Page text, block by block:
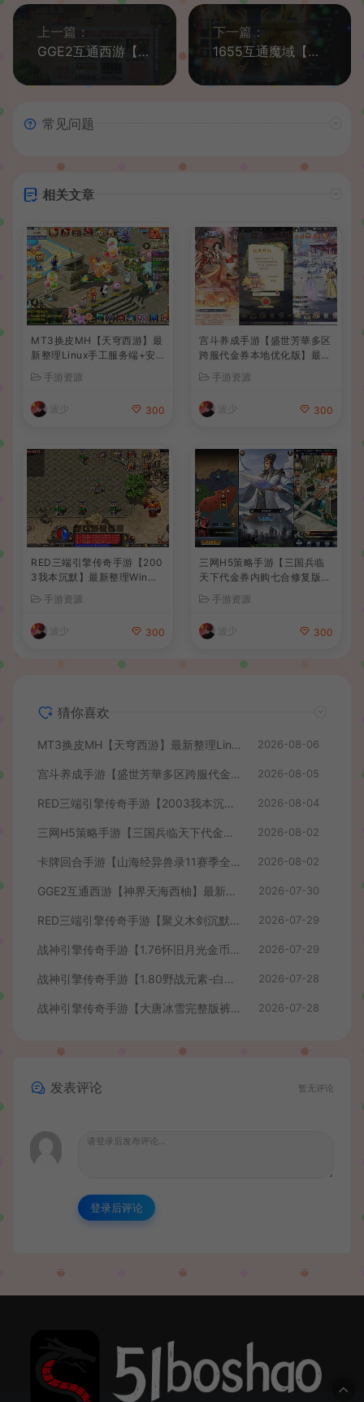
上一篇：
GGE2互通西游【神来梦江南】最新整理Win系服务端+安卓苹果PC三端+全套源码+详细搭建教程+攻略
下一篇：
1655互通魔域【久久修仙魔域九职业】最新整理Win系半手工服务端+本地验证+本地注册+全套工具+详细搭建教程
常见问题
相关文章
MT3换皮MH【天穹西游】最
新整理Linux手工服务端+安
卓苹果双端+GM后台+详细搭
建教程+全套源码+视频教程
手游资源
波少 300
宫斗养成手游【盛世芳華多区
跨服代金券本地优化版】最新
整理单机一键即玩端+Linux
手工服务端+CDK授权后台
+安卓+详细搭建教程
手游资源
波少 300
RED三端引擎传奇手游【200
3我本沉默】最新整理Win系
服务端+安卓苹果PC三端+详
细搭建教程
手游资源
波少 300
三网H5策略手游【三国兵临
天下代金券内购七合修复版】
最新整理单机一键即玩镜像端
+Linux手工服务端+管理后台
+GM授权后台+简易安卓客户
端+详细搭建教程+视频教程
手游资源
波少 300
猜你喜欢
MT3换皮MH【天穹西游】最新整理Linux手工服务端+安卓苹果双端+GM后台+详细搭建教程+全套源码+视频教程 2026-08-06
宫斗养成手游【盛世芳華多区跨服代金券本地优化版】最新整理单机一键即玩端+Linux手工服务端+CDK授权后台+安卓+详细搭建教程 2026-08-05
RED三端引擎传奇手游【2003我本沉默】最新整理Win系服务端+安卓苹果PC三端+详细搭建教程 2026-08-04
三网H5策略手游【三国兵临天下代金券内购七合修复版】最新整理单机一键即玩镜像端+Linux手工服务端+管理后台+GM授权后台+简易安卓客户端+详细搭建教程+视频教程 2026-08-02
卡牌回合手游【山海经异兽录11赛季全人物代金券内购版】最新整理WIN系服务端+授权GM后台+管理后台+热更修改工具+安卓+详细搭建教程 2026-08-02
GGE2互通西游【神界天海西柚】最新整理Win系服务端+安卓苹果PC三端+内置GM工具+全套源码+详细搭建教程+视频教程 2026-07-30
RED三端引擎传奇手游【聚义木剑沉默高仿嘟嘟沉默】最新整理Win系服务端+安卓苹果PC三端+详细搭建教程 2026-07-29
战神引擎传奇手游【1.76怀旧月光金币版】最新整理Win系复古服务端+安卓苹果双端+GM授权物品后台+详细搭建教程 2026-07-29
战神引擎传奇手游【1.80野战元素-白猪7.2免授权】最新整理Win系特色服务端+安卓+GM授权物品后台+详细搭建教程 2026-07-28
战神引擎传奇手游【大唐冰雪完整版裤衩7.0免授权】最新整理Win系特色服务端+GM授权后台+安卓苹果双端+详细搭建教程 2026-07-28
发表评论 暂无评论
登录后评论